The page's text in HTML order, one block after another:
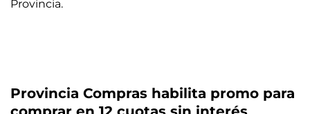
Provincia Compras habilita promo para